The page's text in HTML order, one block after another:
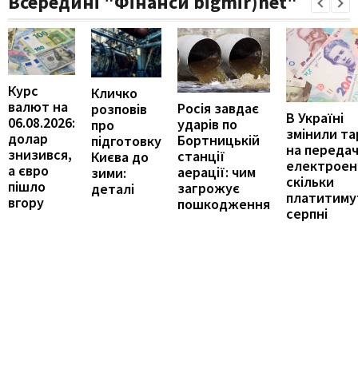
Курс
валют на
06.08.2026:
долар
знизився,
а євро
пішло
вгору
Кличко
розповів
про
підготовку
Києва до
зими:
деталі
Росія завдає
ударів по
Бортницькій
станції
аерації: чим
загрожує
пошкодження
В Україні
змінили
на
скільки
серпні